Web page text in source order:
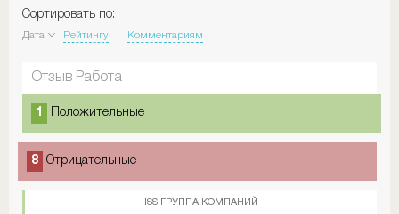
Сортировать по:
Дата Рейтингу Комментариям
Отзыв Работа
1 Положительные
8 Отрицательные
ISS ГРУППА КОМПАНИЙ